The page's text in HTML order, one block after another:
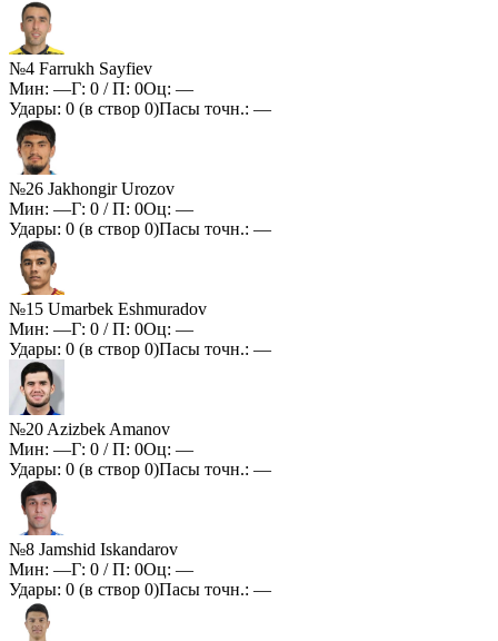
№4 Farrukh Sayfiev
Мин: —Г: 0 / П: 0Оц: —
Удары: 0 (в створ 0)Пасы точн.: —
№26 Jakhongir Urozov
Мин: —Г: 0 / П: 0Оц: —
Удары: 0 (в створ 0)Пасы точн.: —
№15 Umarbek Eshmuradov
Мин: —Г: 0 / П: 0Оц: —
Удары: 0 (в створ 0)Пасы точн.: —
№20 Azizbek Amanov
Мин: —Г: 0 / П: 0Оц: —
Удары: 0 (в створ 0)Пасы точн.: —
№8 Jamshid Iskandarov
Мин: —Г: 0 / П: 0Оц: —
Удары: 0 (в створ 0)Пасы точн.: —